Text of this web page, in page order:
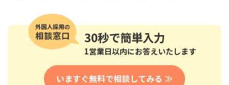
30秒で簡単入力
1営業日以内にお答えいたします
いますぐ無料で相談してみる ≫